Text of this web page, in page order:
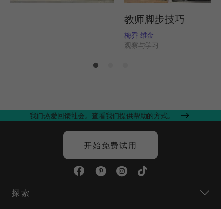
教师脚步技巧
梅乔-维金
观察与学习
我们热爱回馈社会。查看我们提供帮助的方式。
开始免费试用
探索